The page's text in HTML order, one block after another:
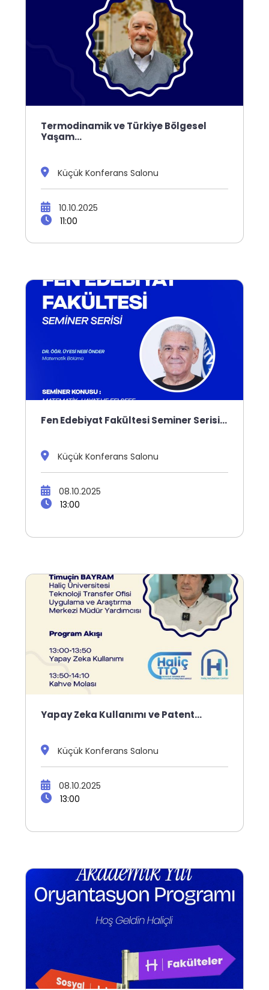
Termodinamik ve Türkiye Bölgesel
Yaşam…
Küçük Konferans Salonu
10.10.2025
11:00
Fen Edebiyat Fakültesi Seminer Serisi…
Küçük Konferans Salonu
08.10.2025
13:00
Yapay Zeka Kullanımı ve Patent…
Küçük Konferans Salonu
08.10.2025
13:00